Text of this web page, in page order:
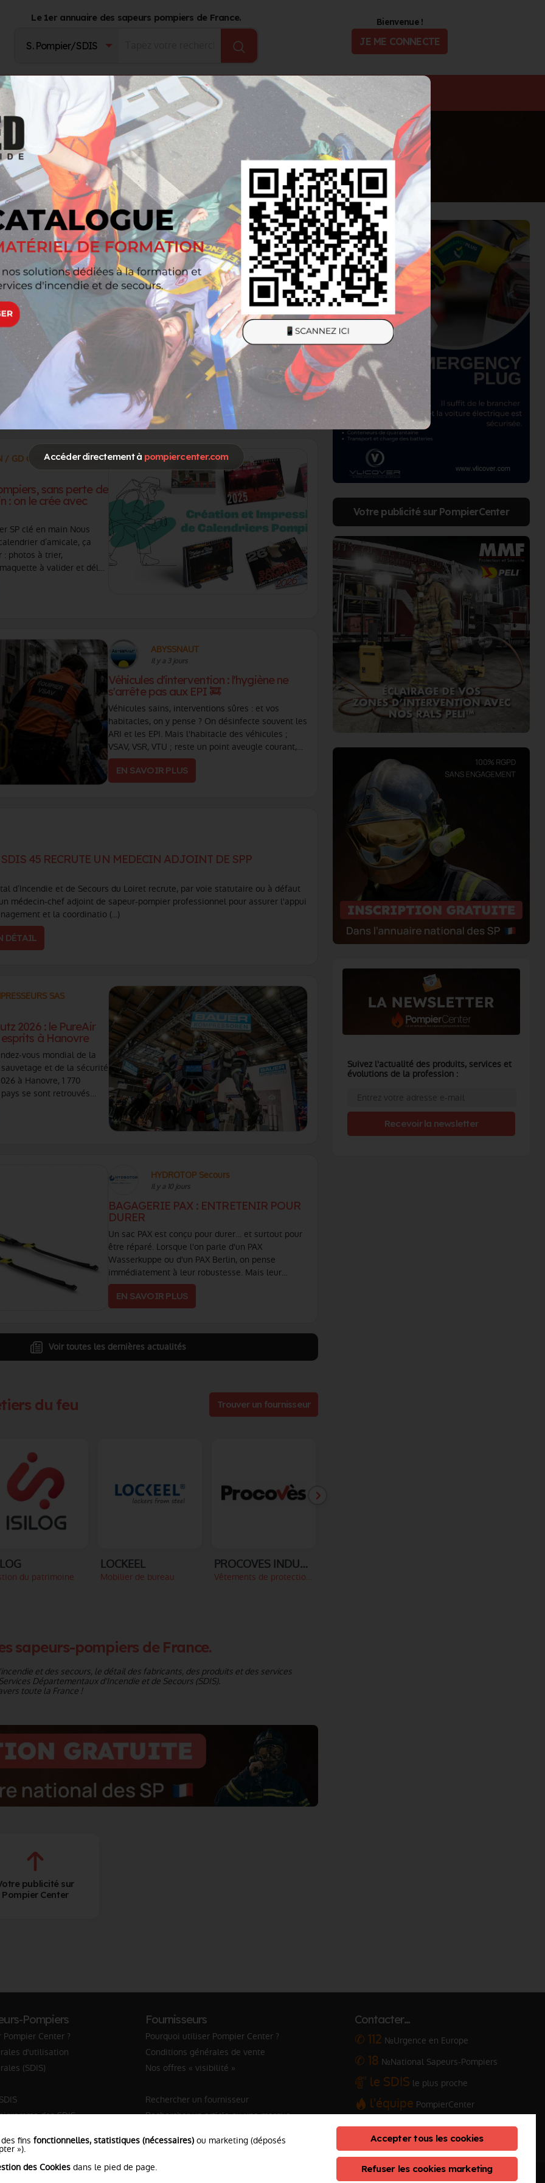
Accéder directement à pompiercenter.com
Le 1er annuaire des sapeurs pompiers de France. Bienvenue !
JE ME CONNECTE
Catalogue Produits Journal d'actualité Offres d'Emploi
d'une liste choisie, augmentez votre visibilité,
votre réseau… En savoir plus
Voir tout le fil d'actus
JCM DISTRIBUTION
Il y a 1 jours
VALLFIREST, fabricant leader
d'équipements pour pompiers forestiers,
choisit JCM Distribution pour sa
représentation en France...
EN SAVOIR PLUS
/ GD COMMUNICATION
sans perte de
: on le crée avec
SP clé en main Nous
d’amicale, ça
photos à trier,
à valider et délai
on prend tout ça en main
ABYSSNAUT
Il y a 3 jours
Véhicules d'intervention : l'hygiène ne
s'arrête pas aux EPI 🚒
Véhicules sains, interventions sûres : et vos
habitacles, on y pense ? On désinfecte souvent les
ARI et les EPI. Mais l'habitacle des véhicules ;
VSAV, VSR, VTU ; reste un point aveugle courant,
alors que les contaminations microbiologiques
peuvent y (...)
EN SAVOIR PLUS
SDIS 45 RECRUTE UN MEDECIN ADJOINT DE SPP
d’Incendie et de Secours du Loiret recrute, par voie statutaire ou à défaut
médecin-chef adjoint de sapeur-pompier professionnel pour assurer l'appui
et la coordinatio (...)
DÉTAIL
SAS
2026 : le PureAir
à Hanovre
vous mondial de la
et de la sécurité
à Hanovre, 1 770
se sont retrouvés
salon de l'histoire
HYDROTOP Secours
Il y a 10 jours
BAGAGERIE PAX : ENTRETENIR POUR
DURER
Un sac PAX est conçu pour durer… et surtout pour
être réparé. Lorsque l'on parle d'un PAX
Wasserkuppe ou d'un PAX Berlin, on pense
immédiatement à leur robustesse. Mais leur
véritable force est ailleurs. Ils sont conçus pour
évoluer avec vous et être (...)
EN SAVOIR PLUS
Voir toutes les dernières actualités
du feu Trouver un fournisseur
du patrimoine
LOCKEEL
Mobilier de bureau
PROCOVES INDUSTRIE SA
Vêtements de protection, scaphandres
sapeurs-pompiers de France.
et des secours, le détail des fabricants, des produits et des services
Départementaux d'Incendie et de Secours (SDIS).
toute la France !
publicité sur
Pompier Center
Votre publicité sur PompierCenter
Suivez l'actualité des produits, services et
évolutions de la profession :
Recevoir la newsletter
Pompiers
Center ?
d'utilisation
(SDIS)
des SDIS
Fournisseurs
Pourquoi utiliser Pompier Center ?
Conditions générales de vente
Nos offres « visibilité »
Rechercher un fournisseur
Rechercher un article ou une marque
Contacter…
✆ 112 №Urgence en Europe
✆ 18 №National Sapeurs-Pompiers
le SDIS le plus proche
l'équipe PompierCenter
ClicConnect & Digicalys
fins fonctionnelles, statistiques (nécessaires) ou marketing (déposés
»).
des Cookies dans le pied de page.
Accepter tous les cookies
Refuser les cookies marketing